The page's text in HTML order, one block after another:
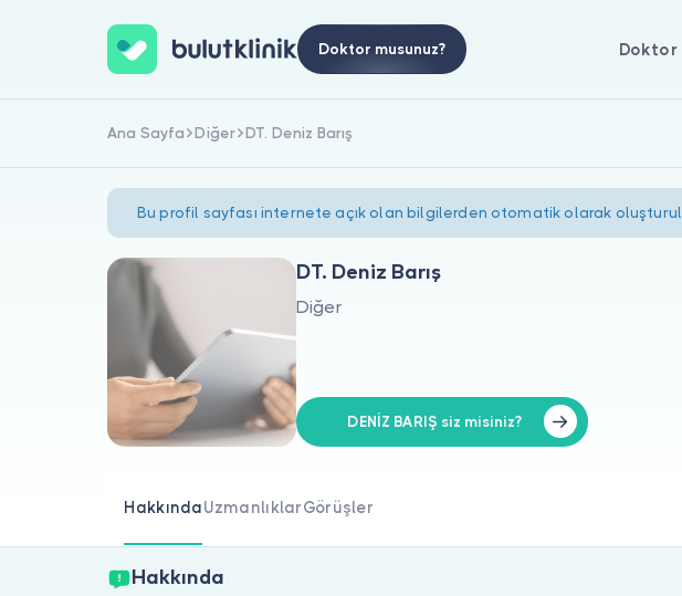
Doktor musunuz? Doktor
Ana Sayfa Diğer DT. Deniz Barış
Bu profil sayfası internete açık olan bilgilerden otomatik olarak
DT. Deniz Barış
Diğer
DENİZ BARIŞ siz misiniz?
HakkındaUzmanlıklarGörüşler
Hakkında